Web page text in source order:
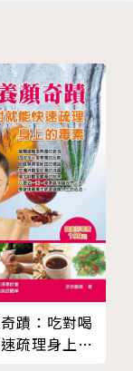
前部署、圍堵
事的國家與國
各國及世衛行
幕，對比現在
軼事、政府的
產的進程與難
。
毫無預警！
蹟：吃對喝
疏理身上的